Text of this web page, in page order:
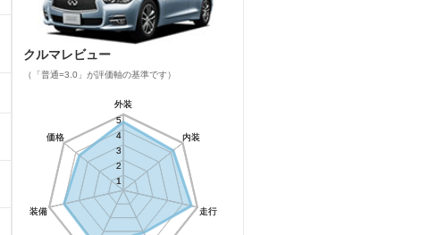
クルマレビュー
（「普通=3.0」が評価軸の基準です）
外装
内装
走行
装備
価格
1
2
3
4
5
外装
内装
走行
装備
価格
1
2
3
4
5